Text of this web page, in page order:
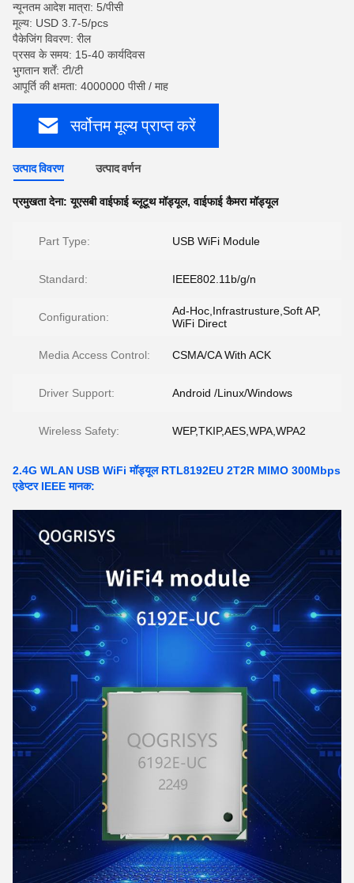
न्यूनतम आदेश मात्रा: 5/पीसी
मूल्य: USD 3.7-5/pcs
पैकेजिंग विवरण: रील
प्रसव के समय: 15-40 कार्यदिवस
भुगतान शर्तें: टी/टी
आपूर्ति की क्षमता: 4000000 पीसी / माह
सर्वोत्तम मूल्य प्राप्त करें
उत्पाद विवरण उत्पाद वर्णन
प्रमुखता देना:यूएसबी वाईफाई ब्लूटूथ मॉड्यूल,वाईफाई कैमरा मॉड्यूल
Part Type: USB WiFi Module
Standard: IEEE802.11b/g/n
Configuration:
Ad-Hoc,Infrastrusture,Soft AP,
WiFi Direct
Media Access Control: CSMA/CA With ACK
Driver Support: Android /Linux/Windows
Wireless Safety: WEP,TKIP,AES,WPA,WPA2
2.4G WLAN USB WiFi मॉड्यूल RTL8192EU 2T2R MIMO 300Mbps
एडेप्टर IEEE मानक: